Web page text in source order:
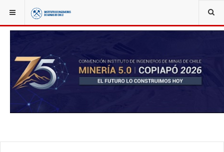
YOU ARE HERE: NOTICIAS